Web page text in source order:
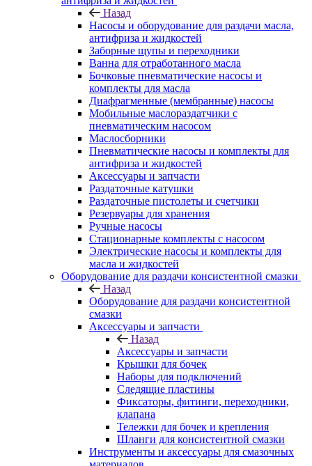
Назад
Насосы и оборудование для раздачи масла,
антифриза и жидкостей
Заборные щупы и переходники
Ванна для отработанного масла
Бочковые пневматические насосы и
комплекты для масла
Диафрагменные (мембранные) насосы
Мобильные маслораздатчики с
пневматическим насосом
Маслосборники
Пневматические насосы и комплекты для
антифриза и жидкостей
Аксессуары и запчасти
Раздаточные катушки
Раздаточные пистолеты и счетчики
Резервуары для хранения
Ручные насосы
Стационарные комплекты с насосом
Электрические насосы и комплекты для
масла и жидкостей
Оборудование для раздачи консистентной смазки
Назад
Оборудование для раздачи консистентной
смазки
Аксессуары и запчасти
Назад
Аксессуары и запчасти
Крышки для бочек
Наборы для подключений
Следящие пластины
Фиксаторы, фитинги, переходники,
клапана
Тележки для бочек и крепления
Шланги для консистентной смазки
Инструменты и аксессуары для смазочных